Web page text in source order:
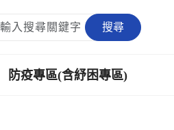
搜尋
防疫專區(含紓困專區)